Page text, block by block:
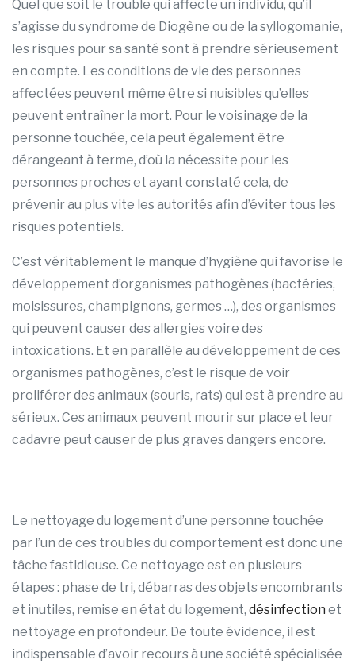
Quel que soit le trouble qui affecte un individu, qu’il
s’agisse du syndrome de Diogène ou de la syllogomanie,
les risques pour sa santé sont à prendre sérieusement
en compte. Les conditions de vie des personnes
affectées peuvent même être si nuisibles qu’elles
peuvent entraîner la mort. Pour le voisinage de la
personne touchée, cela peut également être
dérangeant à terme, d’où la nécessite pour les
personnes proches et ayant constaté cela, de
prévenir au plus vite les autorités afin d’éviter tous les
risques potentiels.
C’est véritablement le manque d’hygiène qui favorise le
développement d’organismes pathogènes (bactéries,
moisissures, champignons, germes …), des organismes
qui peuvent causer des allergies voire des
intoxications. Et en parallèle au développement de ces
organismes pathogènes, c’est le risque de voir
proliférer des animaux (souris, rats) qui est à prendre au
sérieux. Ces animaux peuvent mourir sur place et leur
cadavre peut causer de plus graves dangers encore.
Le nettoyage du logement d’une personne touchée
par l’un de ces troubles du comportement est donc une
tâche fastidieuse. Ce nettoyage est en plusieurs
étapes : phase de tri, débarras des objets encombrants
et inutiles, remise en état du logement, désinfection et
nettoyage en profondeur. De toute évidence, il est
indispensable d’avoir recours à une société spécialisée